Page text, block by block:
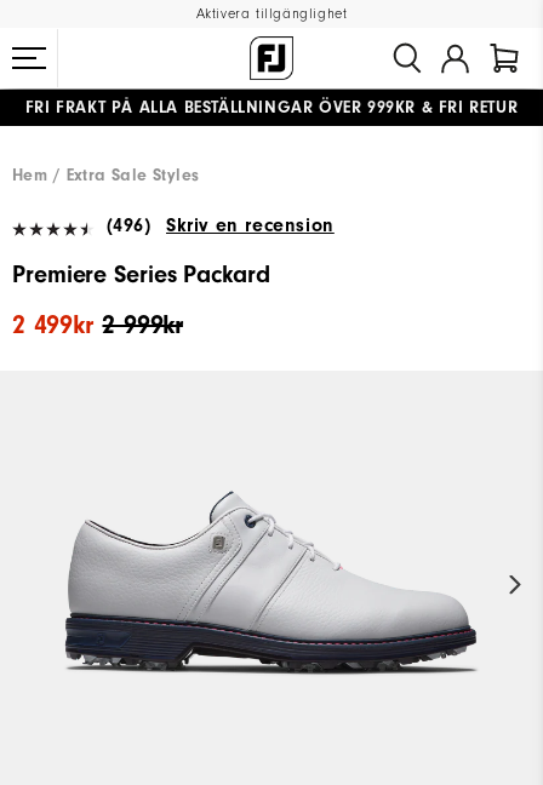
Aktivera tillgänglighet
FRI FRAKTPÅ ALLA BESTÄLLNINGAR ÖVER 999KR & FRI RETUR
Hem Extra Sale Styles
(496) Skriv en recension
Premiere Series Packard
2 999kr
2 499kr